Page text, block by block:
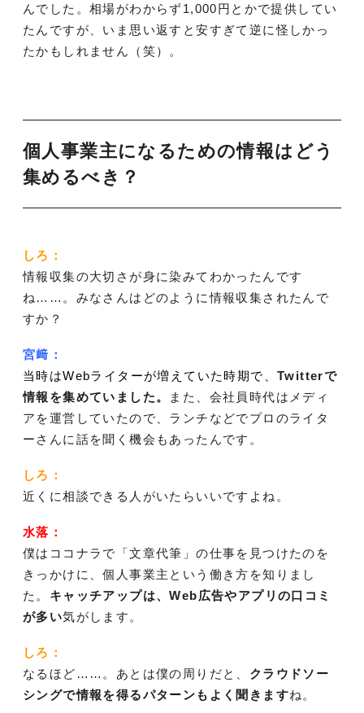
んでした。相場がわからず1,000円とかで提供してい
たんですが、いま思い返すと安すぎて逆に怪しかっ
たかもしれません（笑）。
個人事業主になるための情報はどう
集めるべき？
しろ：
情報収集の大切さが身に染みてわかったんです
ね……。みなさんはどのように情報収集されたんで
すか？
宮﨑：
当時はWebライターが増えていた時期で、 Twitterで
情報を集めていました。
また、会社員時代はメディ
アを運営していたので、ランチなどでプロのライタ
ーさんに話を聞く機会もあったんです。
しろ：
近くに相談できる人がいたらいいですよね。
水落：
僕はココナラで「文章代筆」の仕事を見つけたのを
きっかけに、個人事業主という働き方を知りまし
た。 キャッチアップは、Web広告やアプリの口コミ
が多い気がします。
しろ：
なるほど……。あとは僕の周りだと、 クラウドソー
シングで情報を得るパターンもよく聞きますね。